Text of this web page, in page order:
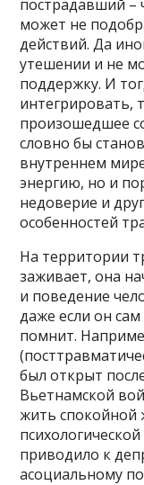
пострадавший –
может не
действий. Да
утешении и не
поддержку. И
интегрировать,
произошедшее
словно бы
внутреннем
энергию, но и
недоверие и
особенностей
На территории
заживает, она
и поведение
даже если он
помнит.
был открыт
Вьетнамской
жить спокойной
приводило к
асоциальному